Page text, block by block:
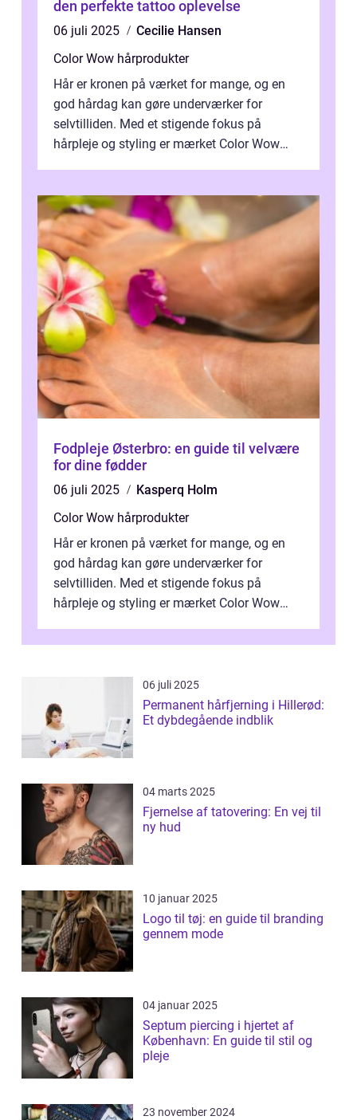
den perfekte tattoo oplevelse
06 juli 2025
Cecilie Hansen
Color Wow hårprodukter
Hår er kronen på værket for mange, og en
god hårdag kan gøre underværker for
selvtilliden. Med et stigende fokus på
hårpleje og styling er mærket Color Wow
Fodpleje Østerbro: en guide til velvære
for dine fødder
06 juli 2025
Kasperq Holm
Color Wow hårprodukter
Hår er kronen på værket for mange, og en
god hårdag kan gøre underværker for
selvtilliden. Med et stigende fokus på
hårpleje og styling er mærket Color Wow
innova...
06 juli 2025
Permanent hårfjerning i Hillerød:
Et dybdegående indblik
04 marts 2025
Fjernelse af tatovering: En vej til
ny hud
10 januar 2025
Logo til tøj: en guide til branding
gennem mode
04 januar 2025
Septum piercing i hjertet af
København: En guide til stil og
pleje
23 november 2024